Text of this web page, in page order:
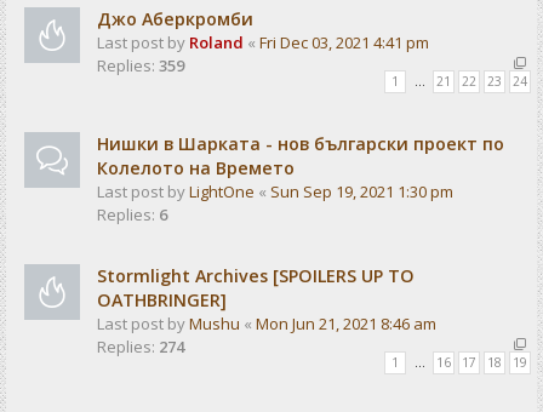
Джо Аберкромби
Last post by Roland « Fri Dec 03, 2021 4:41 pm
Replies: 359
1 … 21 22 23 24
Нишки в Шарката - нов български проект по
Колелото на Времето
Last post byLightOne « Sun Sep 19, 2021 1:30 pm
Replies: 6
Stormlight Archives [SPOILERS UP TO
OATHBRINGER]
Last post byMushu « Mon Jun 21, 2021 8:46 am
Replies: 274
1 … 16 17 18 19